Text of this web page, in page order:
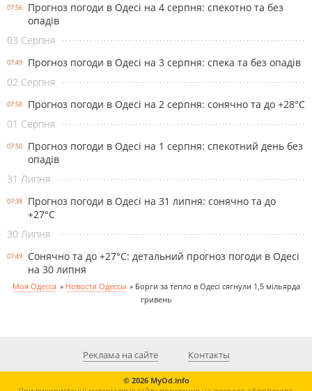
07:56
Прогноз погоди в Одесі на 4 серпня: спекотно та без
опадів
03 Серпня
07:49
Прогноз погоди в Одесі на 3 серпня: спека та без опадів
02 Серпня
07:58
Прогноз погоди в Одесі на 2 серпня: сонячно та до +28°С
01 Серпня
07:50
Прогноз погоди в Одесі на 1 серпня: спекотний день без
опадів
31 Липня
07:38
Прогноз погоди в Одесі на 31 липня: сонячно та до
+27°С
30 Липня
07:49
Сонячно та до +27°С: детальний прогноз погоди в Одесі
на 30 липня
Моя Одесса » Новости Одессы » Борги за тепло в Одесі сягнули 1,5 мільярда
гривень
Реклама на сайте Контакты
© 2026 MyOd.info